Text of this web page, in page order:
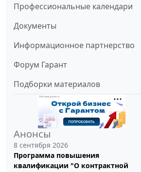
Профессиональные календари
Документы
Информационное партнерство
Форум Гарант
Подборки материалов
Анонсы
8 сентября 2026
Программа повышения
квалификации "О контрактной